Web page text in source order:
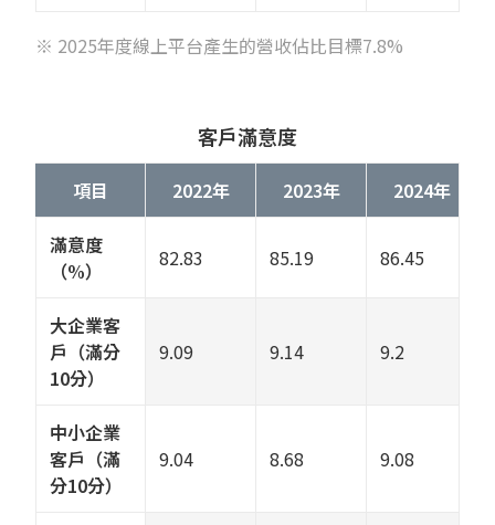
※ 2025年度線上平台產生的營收佔比目標7.8%
客戶滿意度
項目 2022年 2023年 2024年
滿意度
（%）
82.83 85.19 86.45
大企業客
戶（滿分
10分）
9.09 9.14 9.2
中小企業
客戶（滿
分10分）
9.04 8.68 9.08